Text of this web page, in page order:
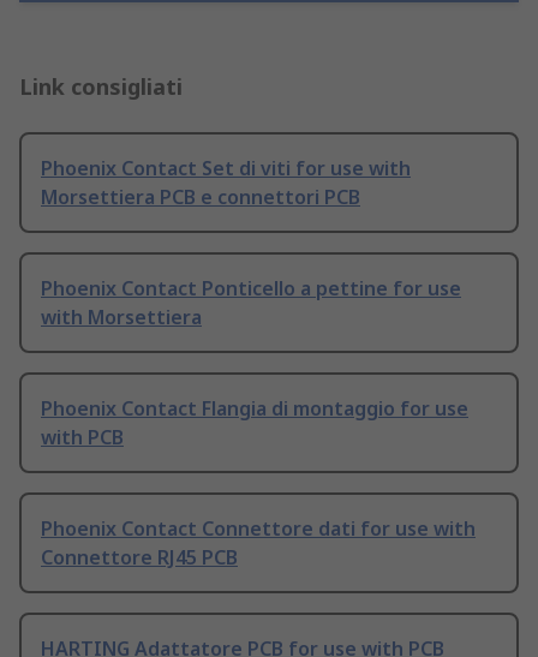
Link consigliati
Phoenix Contact Set di viti for use with
Morsettiera PCB e connettori PCB
Phoenix Contact Ponticello a pettine for use
with Morsettiera
Phoenix Contact Flangia di montaggio for use
with PCB
Phoenix Contact Connettore dati for use with
Connettore RJ45 PCB
HARTING Adattatore PCB for use with PCB